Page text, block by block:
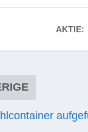
AKTIE: